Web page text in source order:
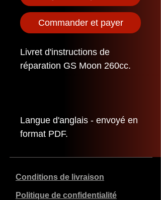
Commander et payer
Livret d'instructions de
réparation GS Moon 260cc.
Langue d'anglais - envoyé en
format PDF.
Conditions de livraison
Politique de confidentialité